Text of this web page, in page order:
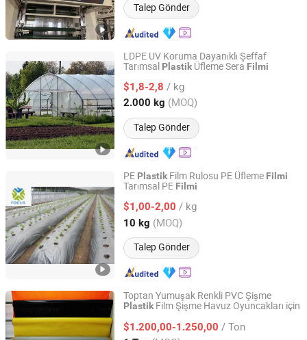
Talep Gönder
LDPE UV Koruma Dayanıklı Şeffaf
Tarımsal PlastikÜfleme Sera Filmi
$1,8-2,8 / kg
2.000 kg (MOQ)
Talep Gönder
Shandong Longxing Plastic Film Technology Co., Ltd.
Shandong, China Fiyat 2022
PE PlastikFilm Rulosu PE Üfleme Filmi
Tarımsal PE Filmi
$1,00-2,00 / kg
10 kg (MOQ)
Talep Gönder
Shandong Focus Packing Materials Co., Ltd.
Shandong, China Fiyat 2021
Toptan Yumuşak Renkli PVC Şişme
PlastikFilm Şişme Havuz Oyuncakları için
$1.200,00-1.250,00 / Ton
Jiangsu Dahai Plastic Co., Ltd.